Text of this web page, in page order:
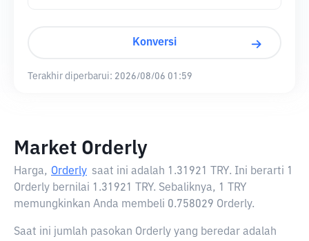
Konversi
Terakhir diperbarui: 2026/08/06 01:59
Market Orderly
Harga, Orderly saat ini adalah 1.31921 TRY. Ini berarti 1
Orderly bernilai 1.31921 TRY. Sebaliknya, 1 TRY
memungkinkan Anda membeli 0.758029 Orderly.
Saat ini jumlah pasokan Orderly yang beredar adalah